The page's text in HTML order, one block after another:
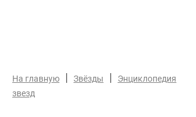
На главную | Звёзды |
Энциклопедия
звезд